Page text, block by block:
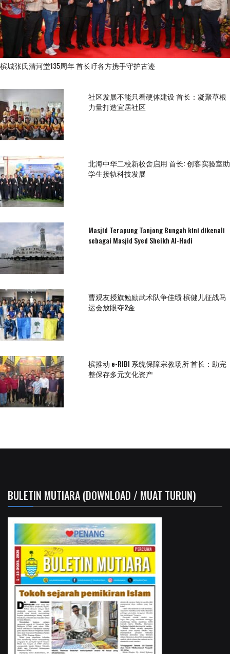
槟城张氏清河堂135周年 首长吁各方携手守护古迹
社区发展不能只看硬体建设 首长：凝聚草根
力量打造宜居社区
北海中华二校新校舍启用 首长: 创客实验室助
学生接轨科技发展
Masjid Terapung Tanjong Bungah kini dikenali
sebagai Masjid Syed Sheikh Al-Hadi
曹观友授旗勉励武术队争佳绩 槟健儿征战马
运会放眼夺2金
槟推动 e-RIBI 系统保障宗教场所 首长：助完
整保存多元文化资产
BULETIN MUTIARA (DOWNLOAD / MUAT TURUN)